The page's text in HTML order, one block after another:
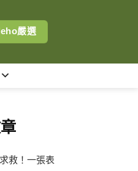
嚴選
救！一張表